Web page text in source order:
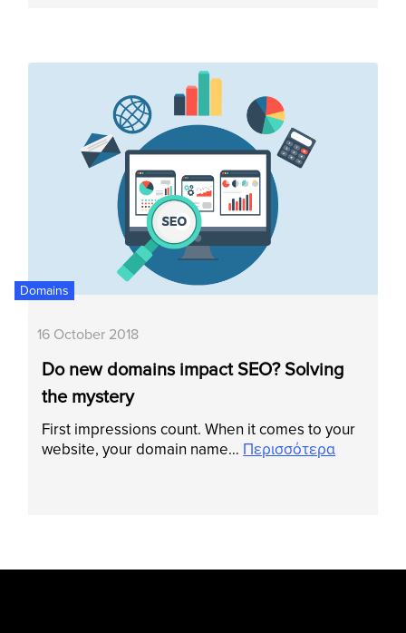
Domains
16 October 2018
Do new domains impact SEO? Solving
the mystery
First impressions count. When it comes to your
website, your domain name… Περισσότερα